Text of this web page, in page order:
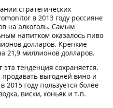
стратегических
в 2013 году россияне
на алкоголь. Самым
напитком оказалось пиво
долларов. Крепкие
21,9 миллионов долларов.
тенденция сохраняется.
продавать выгодней вино и
году пользуется более
виски, коньяк и т.п.